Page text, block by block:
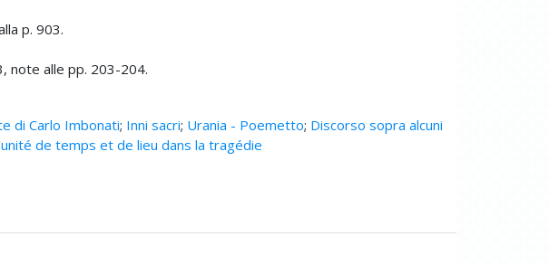
p. 903.
note alle pp. 203-204.
di Carlo Imbonati; Inni sacri; Urania - Poemetto; Discorso sopra alcuni
de temps et de lieu dans la tragédie